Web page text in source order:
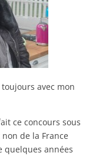
avec mon
ce concours sous
non de la France
quelques années